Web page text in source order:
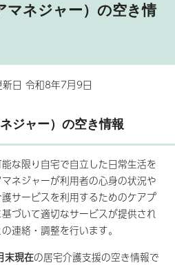
マネジャー）の空き情
日 令和8年7月9日
ジャー）の空き情報
な限り自宅で自立した日常生活を
ネジャーが利用者の心身の状況や
サービスを利用するためのケアプ
づいて適切なサービスが提供され
連絡・調整を行います。
末現在の居宅介護支援の空き情報で